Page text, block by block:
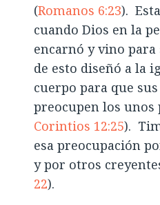
(Romanos 6:23).
cuando Dios en la
encarnó y vino
de esto diseñó a la
cuerpo para que
preocupen los unos
Corintios 12:25).
esa preocupación
y por otros
22).